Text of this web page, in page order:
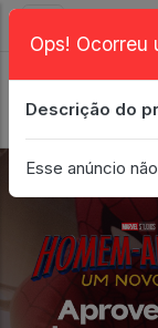
Ops! Ocorreu
Descrição do
Esse anúncio